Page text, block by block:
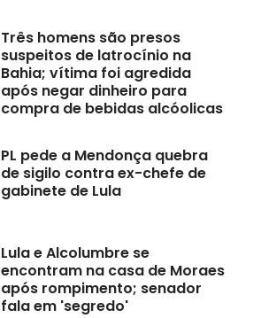
Três homens são presos
suspeitos de latrocínio na
Bahia; vítima foi agredida
após negar dinheiro para
compra de bebidas alcóolicas
PL pede a Mendonça quebra
de sigilo contra ex-chefe de
gabinete de Lula
Lula e Alcolumbre se
encontram na casa de Moraes
após rompimento; senador
fala em 'segredo'